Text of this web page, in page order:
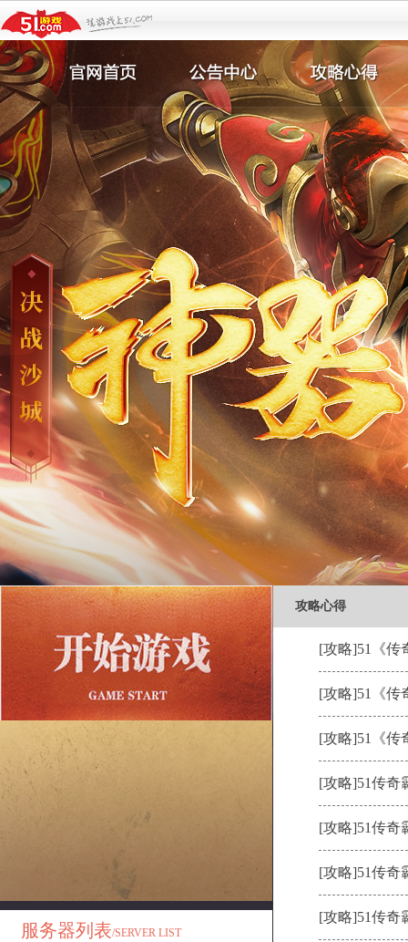
攻略心得
[攻略]51《传
[攻略]51《传
[攻略]51《传
[攻略]51传奇
[攻略]51传奇
[攻略]51传奇
[攻略]51传奇
服务器列表/SERVER LIST